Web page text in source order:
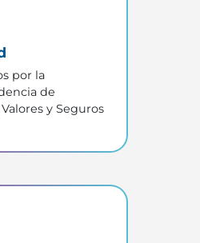
por la
de
y Seguros